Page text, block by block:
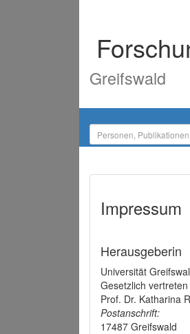
Greifswald
Impressum
Herausgeberin
Universität
Gesetzlich
Prof. Dr. Katharina
Postanschrift:
17487 Greifswald